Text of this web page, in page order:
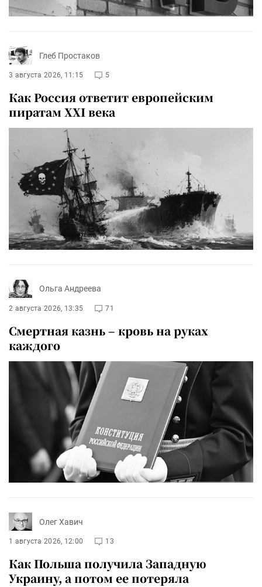
Глеб Простаков
3 августа 2026, 11:15 5
Как Россия ответит европейским
пиратам XXI века
Ольга Андреева
2 августа 2026, 13:35 71
Смертная казнь – кровь на руках
каждого
Олег Хавич
1 августа 2026, 12:00 13
Как Польша получила Западную
Украину, а потом ее потеряла